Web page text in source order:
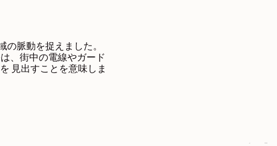
脈動を捉えました。
、街中の電線やガード
見出すことを意味しま